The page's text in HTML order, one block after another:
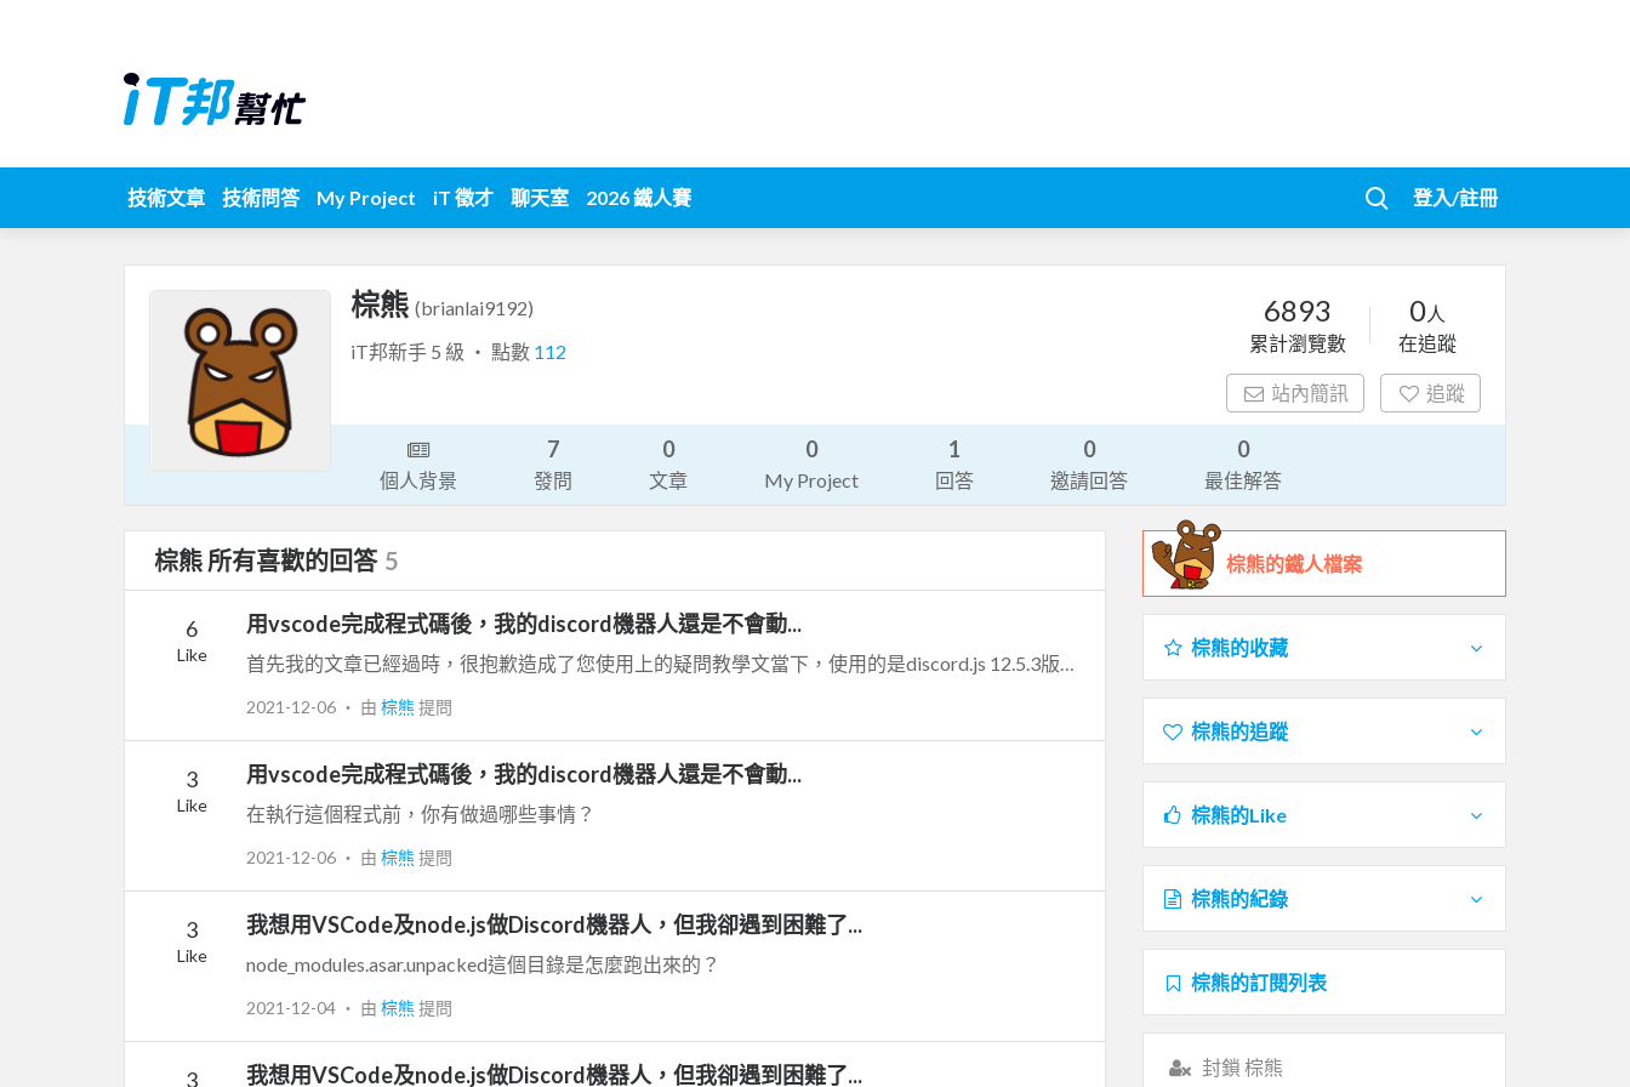
技術文章 技術問答 My Project iT 徵才 聊天室 2026 鐵人賽 登入/註冊
棕熊 (brianlai9192)
iT邦新手 5 級 ‧ 點數 112
6893
累計瀏覽數
0人
在追蹤
站內簡訊 追蹤
個人背景
7
發問
0
文章
0
My Project
1
回答
0
邀請回答
0
最佳解答
棕熊 所有喜歡的回答 5
6
Like
用vscode完成程式碼後，我的discord機器人還是不會動...
2021-12-06 ‧ 由 棕熊提問
3
Like
用vscode完成程式碼後，我的discord機器人還是不會動...
在執行這個程式前，你有做過哪些事情？
2021-12-06 ‧ 由 棕熊提問
3
Like
我想用VSCode及node.js做Discord機器人，但我卻遇到困難了...
node_modules.asar.unpacked這個目錄是怎麼跑出來的？
2021-12-04 ‧ 由 棕熊提問
3 我想用VSCode及node.js做Discord機器人，但我卻遇到困難了...
棕熊的鐵人檔案
棕熊的收藏
棕熊的追蹤
棕熊的Like
棕熊的紀錄
棕熊的訂閱列表
封鎖 棕熊